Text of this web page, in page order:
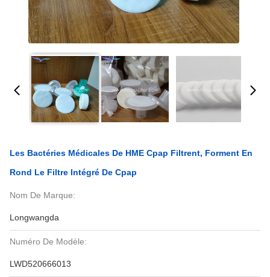
Les Bactéries Médicales De HME Cpap Filtrent, Forment En
Rond Le Filtre Intégré De Cpap
Nom De Marque:
Longwangda
Numéro De Modèle:
LWD520666013